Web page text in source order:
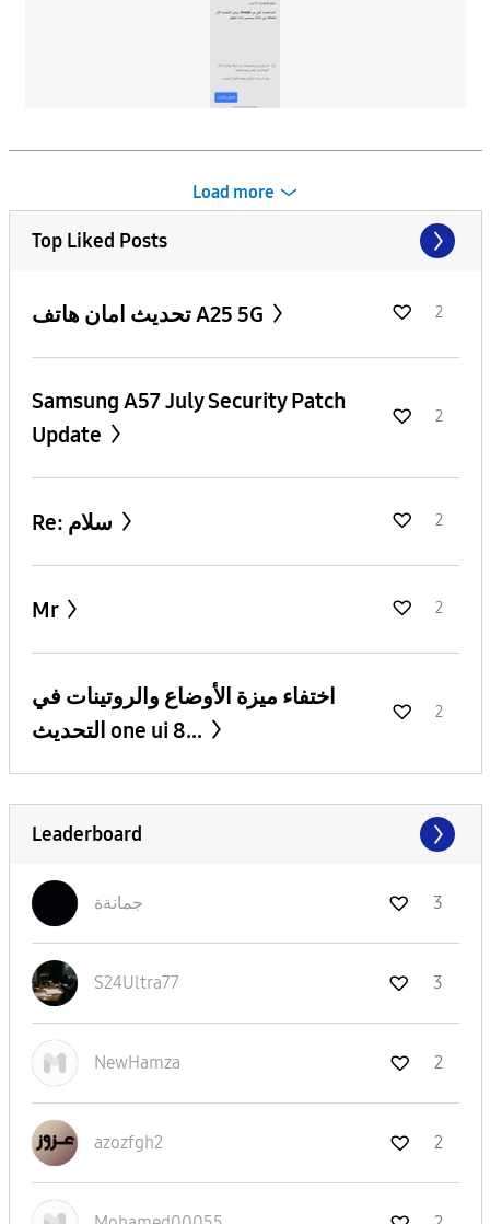
Load more
Top Liked Posts
تحديث امان هاتف A25 5G 2
Samsung A57 July Security Patch
Update
2
2
Mr 2
اختفاء ميزة الأوضاع والروتينات في
التحديث one ui 8...
2
Leaderboard
جمانةة 3
S24Ultra77 3
NewHamza 2
azozfgh2 2